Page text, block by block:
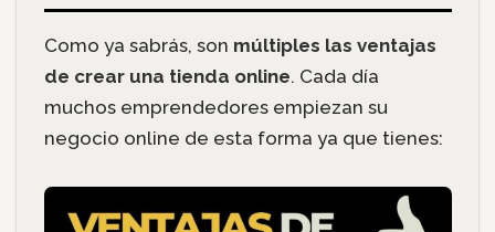
Como ya sabrás, son múltiples las ventajas
de crear una tienda online. Cada día
muchos emprendedores empiezan su
negocio online de esta forma ya que tienes: